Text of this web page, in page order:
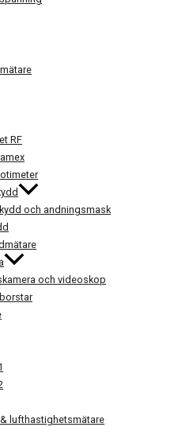
RF
och andningsmask
och videoskop
lufthastighetsmätare